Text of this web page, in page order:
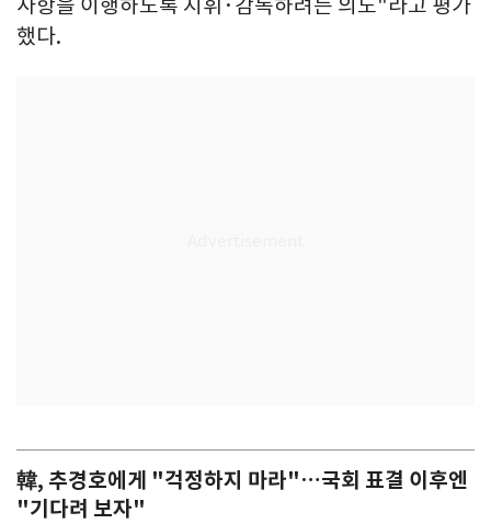
사항을 이행하도록 지휘·감독하려는 의도"라고 평가
했다.
韓, 추경호에게 "걱정하지 마라"…국회 표결 이후엔
"기다려 보자"